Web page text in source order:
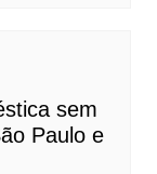
sem
Paulo e